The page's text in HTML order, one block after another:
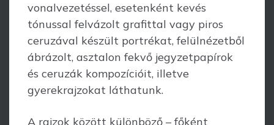
vonalve­ze­téssel, esetenként kevés
tónussal felvázolt grafittal vagy piros
ceruzával készült port­rékat, felülnézetből
ábrázolt, asztalon fekvő jegyzetpapírok
és ceruzák kompozícióit, illetve
gyerekrajzokat láthatunk.
A rajzok között különböző – főként